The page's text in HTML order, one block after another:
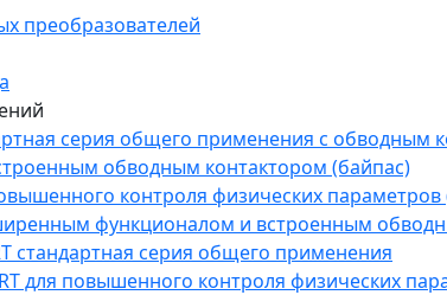
преобразователей
серия общего применения с обводным
обводным контактором (байпас)
контроля физических
функционалом и встроенным
стандартная серия общего применения
для повышенного контроля физических